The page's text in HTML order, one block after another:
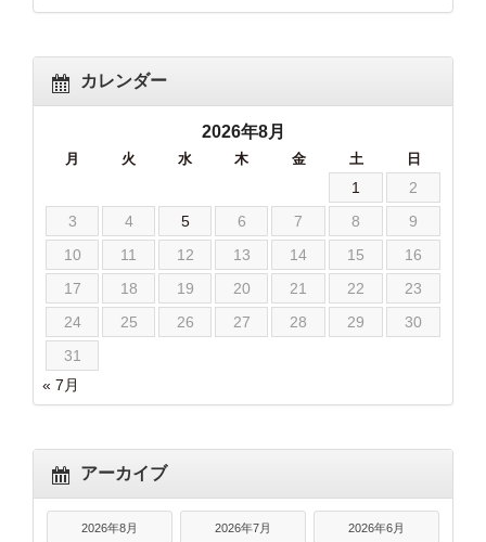
カレンダー
2026年8月
月 火 水 木 金 土 日
1
2
3
4 5 6 7 8
9
10
11 12 13 14 15
16
17
18 19 20 21 22
23
24
25 26 27 28 29
30
31
« 7月
アーカイブ
2026年8月 2026年7月 2026年6月